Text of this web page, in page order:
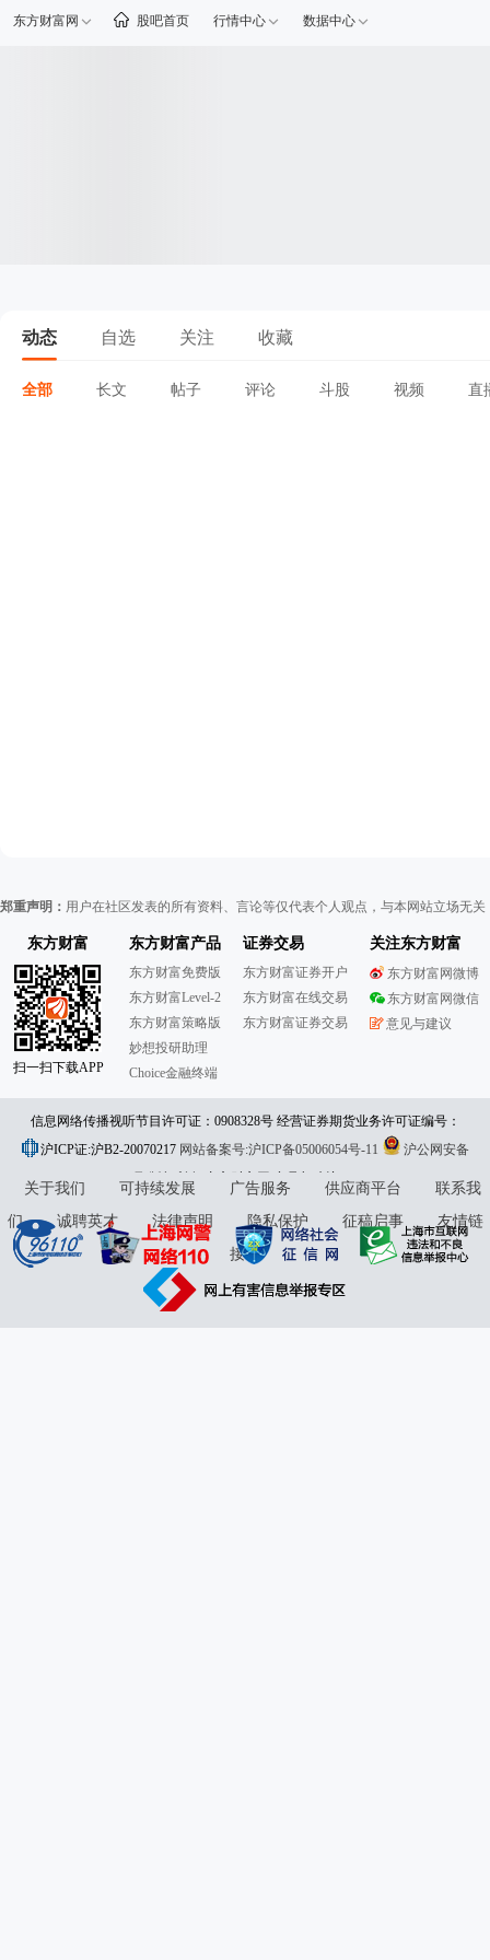
东方财富网 股吧首页 行情中心 数据中心
动态 自选 关注 收藏
全部 长文 帖子 评论 斗股 视频 直
郑重声明： 用户在社区发表的所有资料、言论等仅代表个人观点，与本网站立场无
东方财富
扫一扫下载APP
东方财富产品
东方财富免费版
东方财富Level-2
东方财富策略版
妙想投研助理
Choice金融终端
证券交易
东方财富证券开户
东方财富在线交易
东方财富证券交易
关注东方财富
东方财富网微博
东方财富网微信
意见与建议
信息网络传播视听节目许可证：0908328号 经营证券期货业务许可证编号：
913101046312860336 违法和不良信息举报:021-61278686 举报邮箱：
jubao@eastmoney.com
沪ICP证:沪B2-20070217 网站备案号:沪ICP备05006054号-11
沪公网安备
31010402000120号版权所有:东方财富网意见与建议:4000300059/952500
关于我们 可持续发展 广告服务 供应商平台
联系我
们
诚聘英才 法律声明 隐私保护 征稿启事
友情链
接